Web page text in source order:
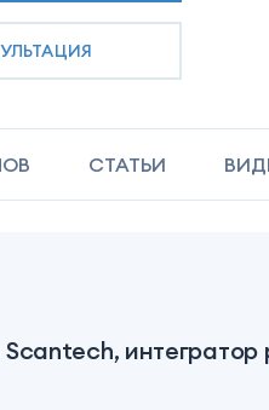
СТАТЬИ
интегратор